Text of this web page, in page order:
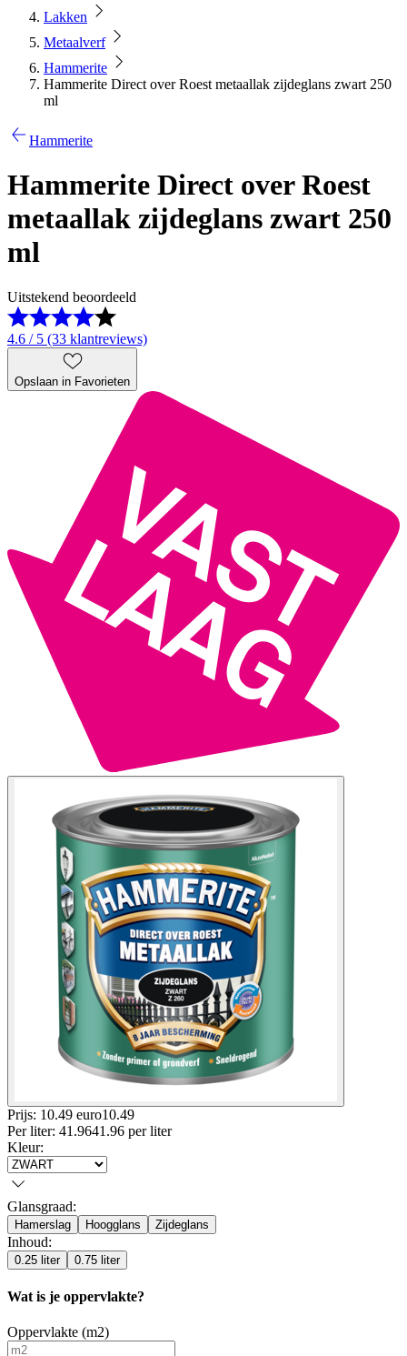
Lakken
Metaalverf
Hammerite
Hammerite Direct over Roest metaallak zijdeglans zwart 250
ml
Hammerite
Hammerite Direct over Roest
metaallak zijdeglans zwart 250
ml
Uitstekend beoordeeld
4.6 / 5 (33 klantreviews)
Opslaan in Favorieten
Prijs: 10.49 euro10.49
Per liter: 41.9641.96 per liter
Kleur:
Glansgraad:
Hamerslag Hoogglans Zijdeglans
Inhoud:
0.25 liter 0.75 liter
Wat is je oppervlakte?
Oppervlakte (m2)